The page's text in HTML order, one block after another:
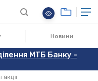
Новини
МТБ Банку -
12.07.2022